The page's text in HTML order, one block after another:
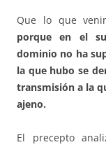
Que lo que
porque en el
dominio no ha
la que hubo se
transmisión a la
ajeno.
El precepto